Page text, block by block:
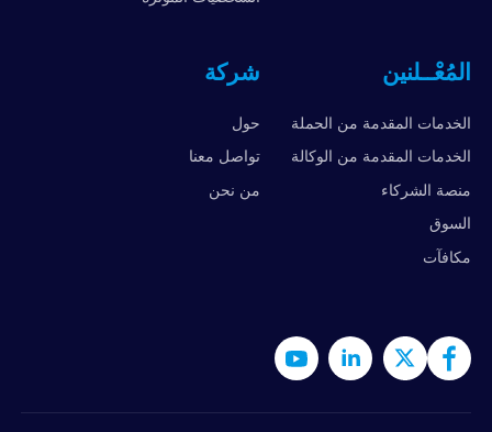
المُعْــلنين
الخدمات المقدمة من الحملة
الخدمات المقدمة من الوكالة
منصة الشركاء
السوق
مكافآت
شركة
حول
تواصل معنا
من نحن